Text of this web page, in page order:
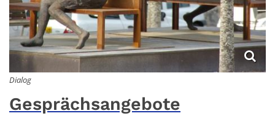
Dialog
Gesprächsangebote